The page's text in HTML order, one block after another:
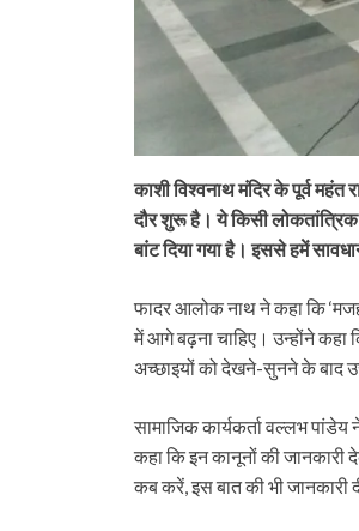
काशी विश्वनाथ मंदिर के पूर्व
दौर शुरू है। ये किसी लोकतांत्रिक
बांट दिया गया है। इससे हमें
फादर आलोक नाथ ने कहा कि
में आगे बढ़ना चाहिए। उन्होंने
अच्छाइयों को देखने-सुनने के बाद
सामाजिक कार्यकर्ता वल्लभ
कहा कि इन कानूनों की
कब करें, इस बात की भी जानकारी